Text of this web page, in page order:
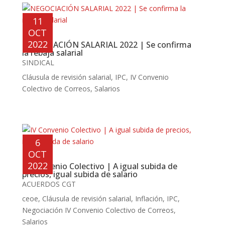
NEGOCIACIÓN SALARIAL 2022 | Se confirma
la rebaja salarial
11
OCT
2022
SINDICAL
Cláusula de revisión salarial, IPC, IV Convenio
Colectivo de Correos, Salarios
IV Convenio Colectivo | A igual subida de
precios, igual subida de salario
6
OCT
2022
ACUERDOS CGT
ceoe, Cláusula de revisión salarial, Inflación, IPC,
Negociación IV Convenio Colectivo de Correos,
Salarios